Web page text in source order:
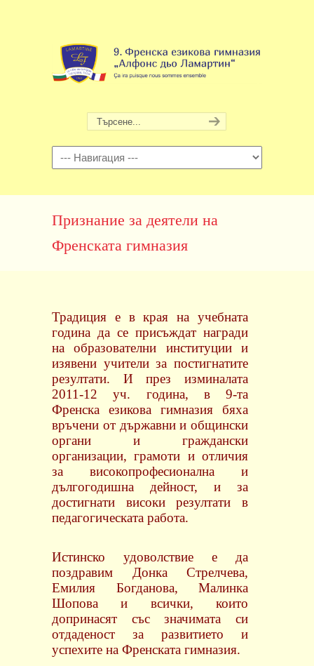
Навигация
Признание за деятели на
Френската гимназия
Традиция е в края на учебната
година да се присъждат награди
на образователни институции и
изявени учители за постигнатите
резултати. И през изминалата
2011-12 уч. година, в 9-та
Френска езикова гимназия бяха
връчени от държавни и общински
органи и граждански
организации, грамоти и отличия
за високопрофесионална и
дългогодишна дейност, и за
достигнати високи резултати в
педагогическата работа.
Истинско удоволствие е да
поздравим Донка Стрелчева,
Емилия Богданова, Малинка
Шопова и всички, които
допринасят със значимата си
отдаденост за развитието и
успехите на Френската гимназия.